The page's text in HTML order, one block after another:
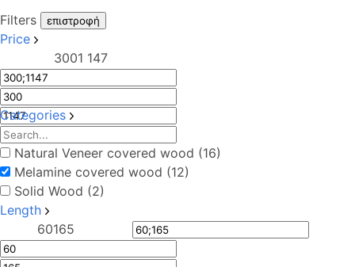
Filters
επιστροφή
Price
3001 147
Categories
Natural Veneer covered wood (16)
Melamine covered wood (12)
Solid Wood (2)
Length
60165